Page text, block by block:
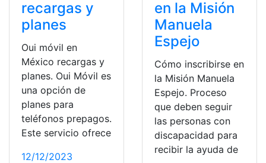
recargas y
planes
Oui móvil en
México recargas y
planes. Oui Móvil es
una opción de
planes para
teléfonos prepagos.
Este servicio ofrece
12/12/2023
en la Misión
Manuela
Espejo
Cómo inscribirse en
la Misión Manuela
Espejo. Proceso
que deben seguir
las personas con
discapacidad para
recibir la ayuda de